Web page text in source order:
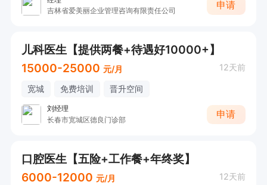
吉林省爱美丽企业管理咨询有限责任公司
申请
儿科医生【提供两餐+待遇好10000+】
15000-25000 元/月 12天前
宽城 免费培训 晋升空间
刘经理
长春市宽城区德良门诊部
申请
口腔医生【五险+工作餐+年终奖】
6000-12000 元/月 12天前